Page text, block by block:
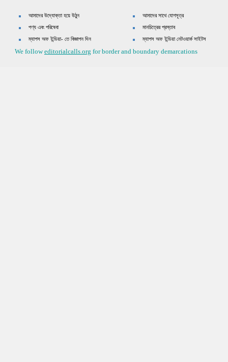
আমাদের উদ্যোক্তা হয়ে উঠুন
পণ্য এবং পরিষেবা
ম্যাপস অফ ইন্ডিয়া- তে বিজ্ঞাপন দিন
আমাদের সাথে যোগসূত্র
মানচিত্রের প্রস্তাব
ম্যাপস অফ ইন্ডিয়া নেটওয়ার্ক সাইটস
We followeditorialcalls.org for border and boundary demarcations